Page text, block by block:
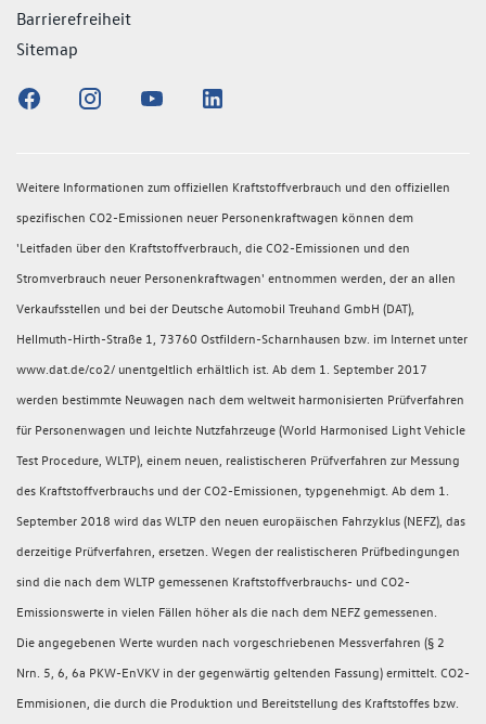
Barrierefreiheit
Sitemap
Weitere Informationen zum offiziellen Kraftstoffverbrauch und den offiziellen
spezifischen CO2-Emissionen neuer Personenkraftwagen können dem
'Leitfaden über den Kraftstoffverbrauch, die CO2-Emissionen und den
Stromverbrauch neuer Personenkraftwagen' entnommen werden, der an allen
Verkaufsstellen und bei der Deutsche Automobil Treuhand GmbH (DAT),
Hellmuth-Hirth-Straße 1, 73760 Ostfildern-Scharnhausen bzw. im Internet unter
www.dat.de/co2/ unentgeltlich erhältlich ist. Ab dem 1. September 2017
werden bestimmte Neuwagen nach dem weltweit harmonisierten Prüfverfahren
für Personenwagen und leichte Nutzfahrzeuge (World Harmonised Light Vehicle
Test Procedure, WLTP), einem neuen, realistischeren Prüfverfahren zur Messung
des Kraftstoffverbrauchs und der CO2-Emissionen, typgenehmigt. Ab dem 1.
September 2018 wird das WLTP den neuen europäischen Fahrzyklus (NEFZ), das
derzeitige Prüfverfahren, ersetzen. Wegen der realistischeren Prüfbedingungen
sind die nach dem WLTP gemessenen Kraftstoffverbrauchs- und CO2-
Emissionswerte in vielen Fällen höher als die nach dem NEFZ gemessenen.
Die angegebenen Werte wurden nach vorgeschriebenen Messverfahren (§ 2
Nrn. 5, 6, 6a PKW-EnVKV in der gegenwärtig geltenden Fassung) ermittelt. CO2-
Emmisionen, die durch die Produktion und Bereitstellung des Kraftstoffes bzw.